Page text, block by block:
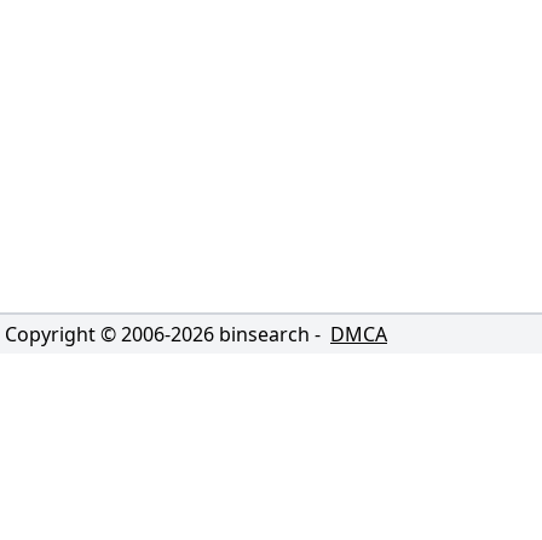
Copyright © 2006-2026 binsearch - DMCA